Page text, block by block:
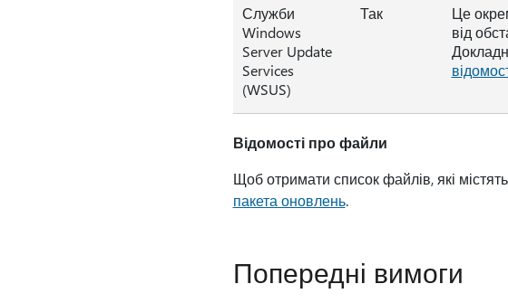
Служби
Windows
Server Update
Services
(WSUS)
Так
Це
від
Відомості про файли
Щоб отримати список файлів, які
пакета оновлень.
Попередні вимоги